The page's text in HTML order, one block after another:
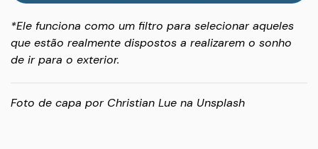
*Ele funciona como um filtro para selecionar aqueles
que estão realmente dispostos a realizarem o sonho
de ir para o exterior.
Foto de capa por Christian Lue na Unsplash